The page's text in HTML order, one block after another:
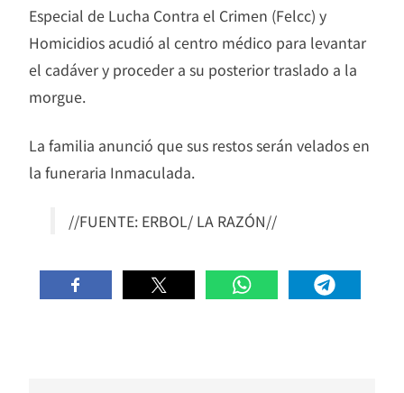
Especial de Lucha Contra el Crimen (Felcc) y
Homicidios acudió al centro médico para levantar
el cadáver y proceder a su posterior traslado a la
morgue.
La familia anunció que sus restos serán velados en
la funeraria Inmaculada.
//FUENTE: ERBOL/ LA RAZÓN//